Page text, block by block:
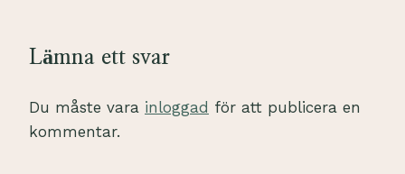
Lämna ett svar
Du måste vara inloggad för att publicera en
kommentar.